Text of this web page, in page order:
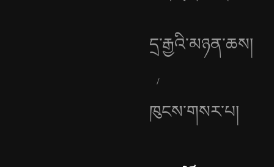
དྲ་རྒྱའི་མཉན་ཆས།
ཁུངས་གསར་པ།